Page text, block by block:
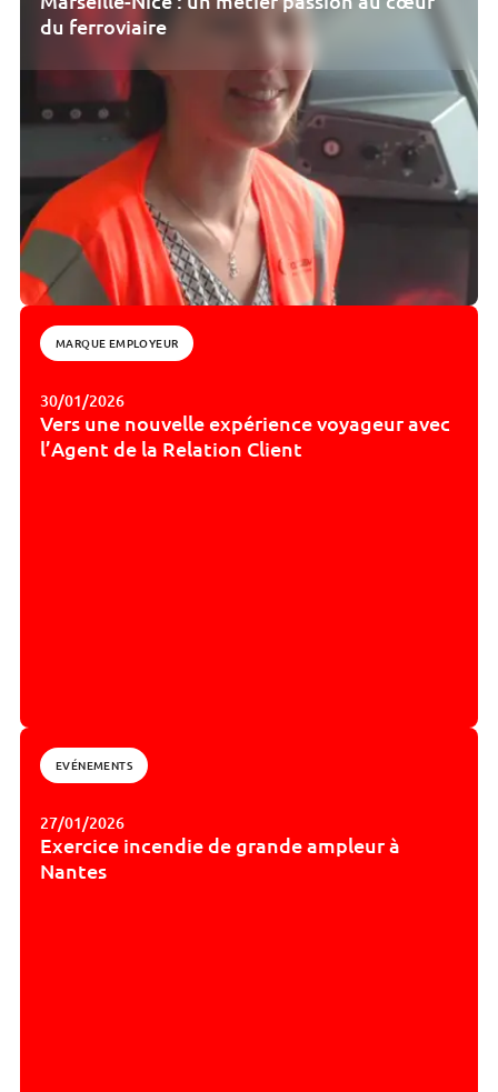
du ferroviaire
MARQUE EMPLOYEUR
30/01/2026
Vers une nouvelle expérience voyageur avec
l’Agent de la Relation Client
EVÉNEMENTS
27/01/2026
Exercice incendie de grande ampleur à
Nantes